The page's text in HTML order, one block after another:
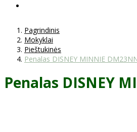
Pagrindinis
Mokyklai
Pieštukinės
Penalas DISNEY MINNIE
Penalas DISNEY